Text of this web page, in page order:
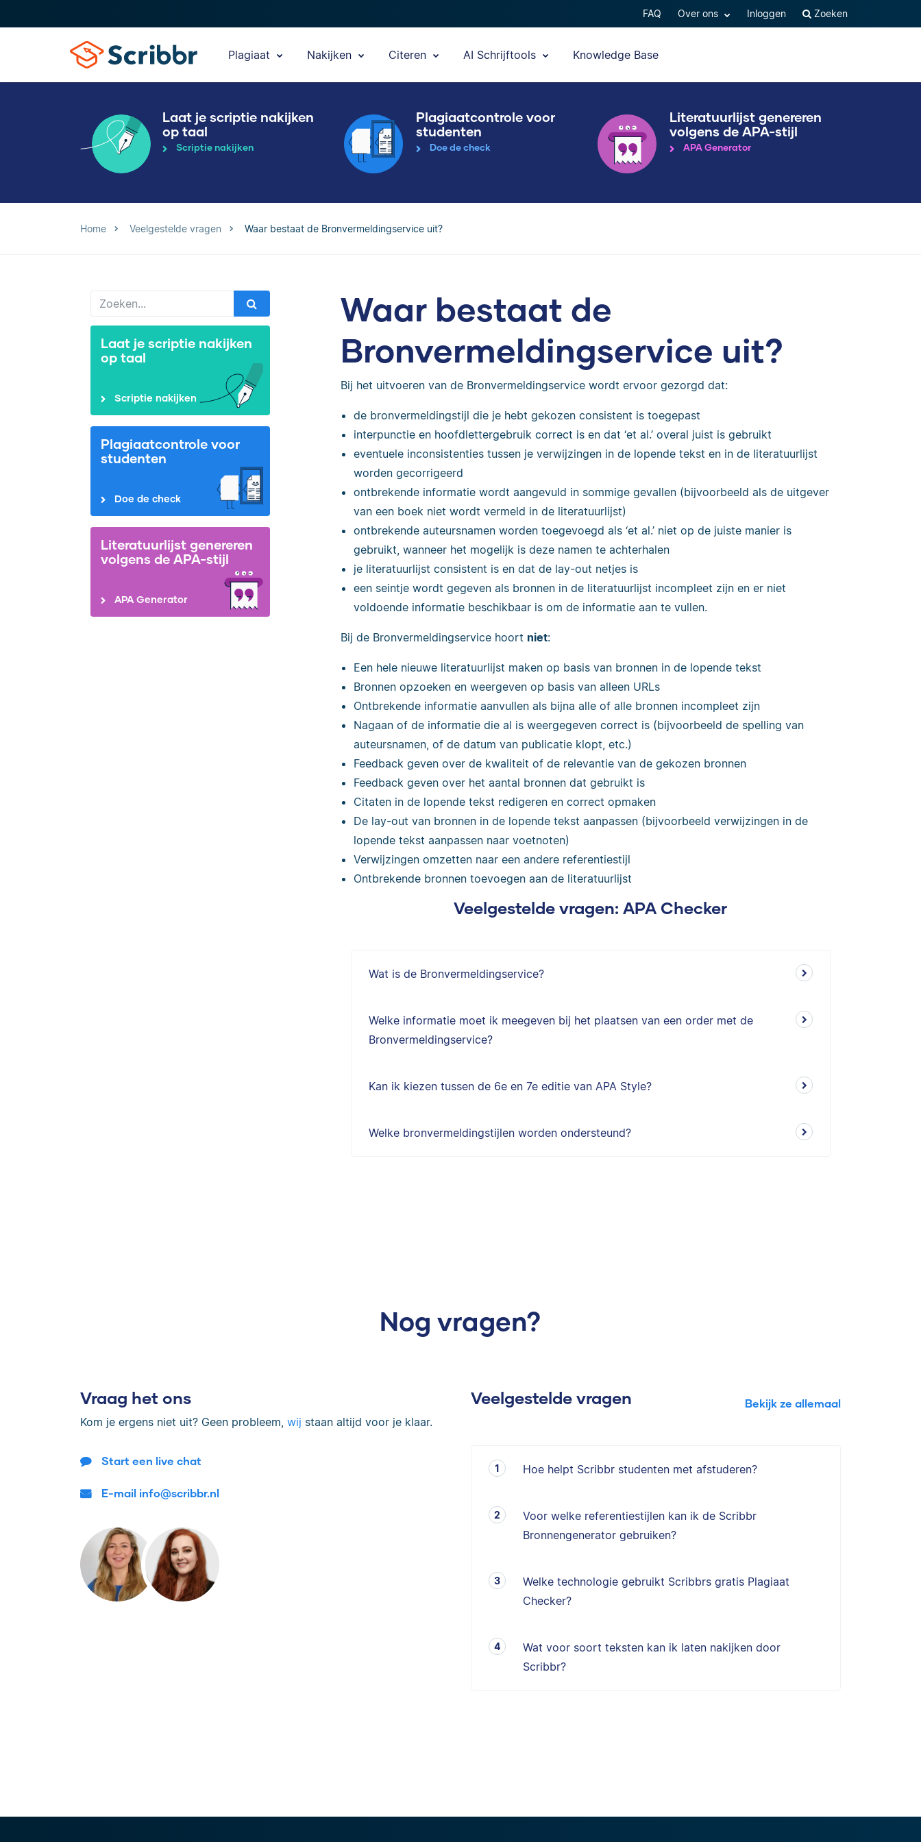
FAQ Over ons Inloggen Zoeken
Plagiaat Nakijken Citeren AI Schrijftools Knowledge Base
Laat je scriptie nakijken
op taal
Scriptie nakijken
Plagiaatcontrole voor
studenten
Doe de check
Literatuurlijst genereren
volgens de APA-stijl
APA Generator
Home Veelgestelde vragen Waar bestaat de Bronvermeldingservice uit?
Laat je scriptie nakijken
op taal
Scriptie nakijken
Plagiaatcontrole voor
studenten
Doe de check
Literatuurlijst genereren
volgens de APA-stijl
APA Generator
Waar bestaat de
Bronvermeldingservice uit?
Bij het uitvoeren van de Bronvermeldingservice wordt ervoor gezorgd dat:
de bronvermeldingstijl die je hebt gekozen consistent is toegepast
interpunctie en hoofdlettergebruik correct is en dat ‘et al.’ overal juist is gebruikt
eventuele inconsistenties tussen je verwijzingen in de lopende tekst en in de literatuurlijst
worden gecorrigeerd
ontbrekende informatie wordt aangevuld in sommige gevallen (bijvoorbeeld als de uitgever
van een boek niet wordt vermeld in de literatuurlijst)
ontbrekende auteursnamen worden toegevoegd als ‘et al.’ niet op de juiste manier is
gebruikt, wanneer het mogelijk is deze namen te achterhalen
je literatuurlijst consistent is en dat de lay-out netjes is
een seintje wordt gegeven als bronnen in de literatuurlijst incompleet zijn en er niet
voldoende informatie beschikbaar is om de informatie aan te vullen.
Bij de Bronvermeldingservice hoort niet:
Een hele nieuwe literatuurlijst maken op basis van bronnen in de lopende tekst
Bronnen opzoeken en weergeven op basis van alleen URLs
Ontbrekende informatie aanvullen als bijna alle of alle bronnen incompleet zijn
Nagaan of de informatie die al is weergegeven correct is (bijvoorbeeld de spelling van
auteursnamen, of de datum van publicatie klopt, etc.)
Feedback geven over de kwaliteit of de relevantie van de gekozen bronnen
Feedback geven over het aantal bronnen dat gebruikt is
Citaten in de lopende tekst redigeren en correct opmaken
De lay-out van bronnen in de lopende tekst aanpassen (bijvoorbeeld verwijzingen in de
lopende tekst aanpassen naar voetnoten)
Verwijzingen omzetten naar een andere referentiestijl
Ontbrekende bronnen toevoegen aan de literatuurlijst
Veelgestelde vragen: APA Checker
Wat is de Bronvermeldingservice?
Welke informatie moet ik meegeven bij het plaatsen van een order met de
Bronvermeldingservice?
Kan ik kiezen tussen de 6e en 7e editie van APA Style?
Welke bronvermeldingstijlen worden ondersteund?
Nog vragen?
Vraag het ons
Kom je ergens niet uit? Geen probleem, wij staan altijd voor je klaar.
Start een live chat
E-mail info@scribbr.nl
Veelgestelde vragen Bekijk ze allemaal
Hoe helpt Scribbr studenten met afstuderen?
Voor welke referentiestijlen kan ik de Scribbr
Bronnengenerator gebruiken?
Welke technologie gebruikt Scribbrs gratis Plagiaat
Checker?
Wat voor soort teksten kan ik laten nakijken door
Scribbr?